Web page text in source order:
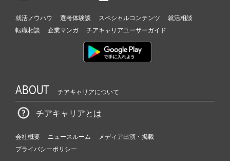
就活ノウハウ 選考体験談 スペシャルコンテンツ
就活相談
転職相談
企業マンガ チアキャリアユーザーガイド
ABOUT チアキャリアについて
チアキャリアとは
会社概要 ニュースルーム
メディア出演・掲載
プライバシーポリシー